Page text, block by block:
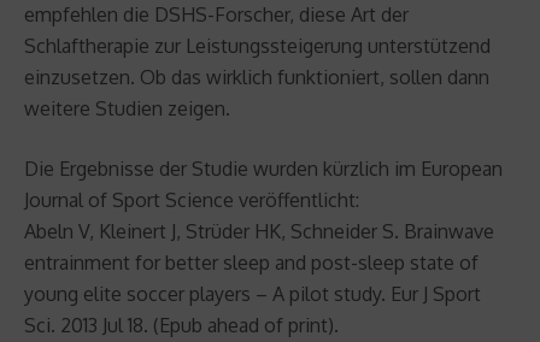
empfehlen die DSHS-Forscher, diese Art der
Schlaftherapie zur Leistungssteigerung unterstützend
einzusetzen. Ob das wirklich funktioniert, sollen dann
weitere Studien zeigen.
Die Ergebnisse der Studie wurden kürzlich im European
Journal of Sport Science veröffentlicht:
Abeln V, Kleinert J, Strüder HK, Schneider S. Brainwave
entrainment for better sleep and post-sleep state of
young elite soccer players – A pilot study. Eur J Sport
Sci. 2013 Jul 18. (Epub ahead of print).